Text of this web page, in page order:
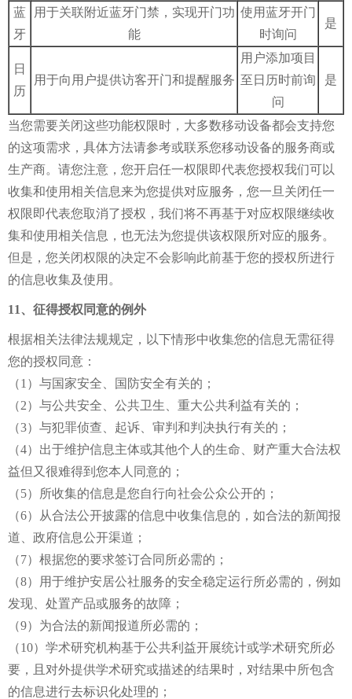
蓝
牙
用于关联附近蓝牙门禁，实现开门功
能
使用蓝牙开门
时询问
是
日
历
用于向用户提供访客开门和提醒服务
用户添加项目
至日历时前询
问
是
当您需要关闭这些功能权限时，大多数移动设备都会支持您
的这项需求，具体方法请参考或联系您移动设备的服务商或
生产商。请您注意，您开启任一权限即代表您授权我们可以
收集和使用相关信息来为您提供对应服务，您一旦关闭任一
权限即代表您取消了授权，我们将不再基于对应权限继续收
集和使用相关信息，也无法为您提供该权限所对应的服务。
但是，您关闭权限的决定不会影响此前基于您的授权所进行
的信息收集及使用。
11、征得授权同意的例外
根据相关法律法规规定，以下情形中收集您的信息无需征得
您的授权同意：
（1）与国家安全、国防安全有关的；
（2）与公共安全、公共卫生、重大公共利益有关的；
（3）与犯罪侦查、起诉、审判和判决执行有关的；
（4）出于维护信息主体或其他个人的生命、财产重大合法权
益但又很难得到您本人同意的；
（5）所收集的信息是您自行向社会公众公开的；
（6）从合法公开披露的信息中收集信息的，如合法的新闻报
道、政府信息公开渠道；
（7）根据您的要求签订合同所必需的；
（8）用于维护安居公社服务的安全稳定运行所必需的，例如
发现、处置产品或服务的故障；
（9）为合法的新闻报道所必需的；
（10）学术研究机构基于公共利益开展统计或学术研究所必
要，且对外提供学术研究或描述的结果时，对结果中所包含
的信息进行去标识化处理的；